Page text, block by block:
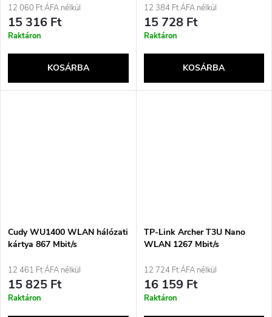
12 060 Ft ÁFA nélkül
15 316 Ft
Raktáron
KOSÁRBA
12 384 Ft ÁFA nélkül
15 728 Ft
Raktáron
KOSÁRBA
Cudy WU1400 WLAN hálózati
kártya 867 Mbit/s
12 461 Ft ÁFA nélkül
15 825 Ft
Raktáron
TP-Link Archer T3U Nano
WLAN 1267 Mbit/s
12 724 Ft ÁFA nélkül
16 159 Ft
Raktáron